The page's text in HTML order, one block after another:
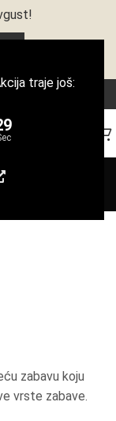
traje još:
zabavu koju
vrste zabave.